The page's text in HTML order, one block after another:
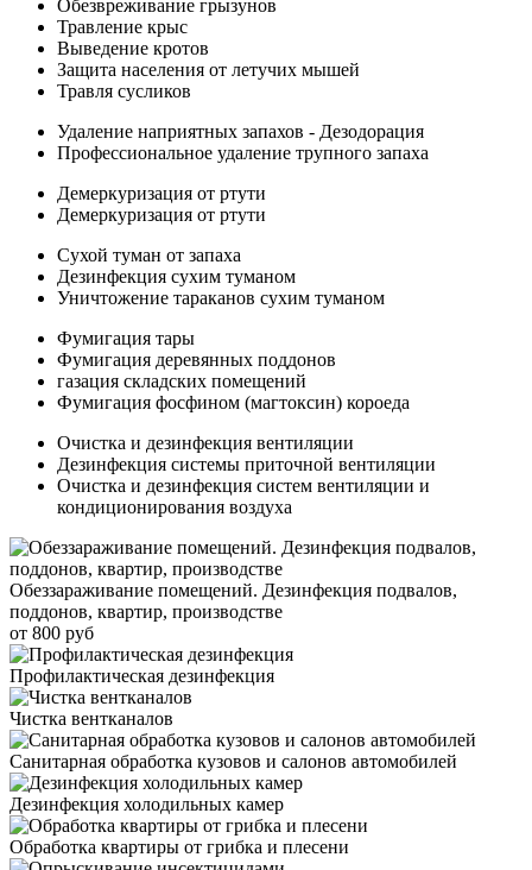
Обезвреживание грызунов
Травление крыс
Выведение кротов
Защита населения от летучих мышей
Травля сусликов
Удаление наприятных запахов - Дезодорация
Профессиональное удаление трупного запаха
Демеркуризация от ртути
Демеркуризация от ртути
Сухой туман от запаха
Дезинфекция сухим туманом
Уничтожение тараканов сухим туманом
Фумигация тары
Фумигация деревянных поддонов
газация складских помещений
Фумигация фосфином (магтоксин) короеда
Очистка и дезинфекция вентиляции
Дезинфекция системы приточной вентиляции
Очистка и дезинфекция систем вентиляции и
кондиционирования воздуха
Обеззараживание помещений. Дезинфекция подвалов,
поддонов, квартир, производстве
от 800 руб
Профилактическая дезинфекция
Чистка вентканалов
Санитарная обработка кузовов и салонов автомобилей
Дезинфекция холодильных камер
Обработка квартиры от грибка и плесени